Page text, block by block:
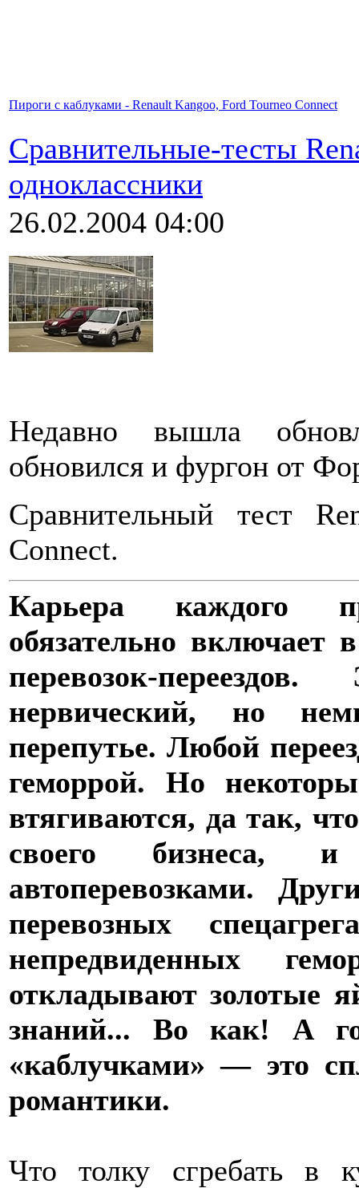
Пироги с каблуками - Renault Kangoo, Ford Tourneo Connect
Сравнительные-тесты
одноклассники
26.02.2004 04:00
Недавно вышла
обновился и фургон от
Сравнительный тест
Connect.
Карьера каждого
обязательно
перевозок-
нервический, но
перепутье. Любой
геморрой. Но
втягиваются, да так,
своего бизнеса, и
автоперевозками.
перевозных
непредвиденных
откладывают золотые
знаний... Во как! А
«каблучками» — это
романтики.
Что толку сгребать в